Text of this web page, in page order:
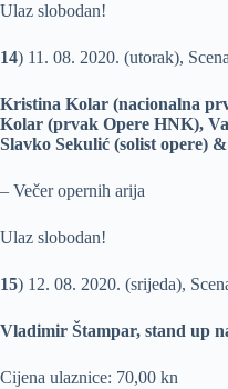
Ulaz slobodan!
14) 11. 08. 2020. (utorak),
Kristina Kolar (nacionalna
Kolar (prvak Opere HNK),
Slavko Sekulić (solist opere)
– Večer opernih arija
Ulaz slobodan!
15) 12. 08. 2020. (srijeda),
Vladimir Štampar, stand up
Cijena ulaznice: 70,00 kn